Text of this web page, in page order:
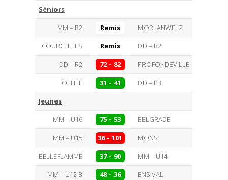
Séniors
MM – R2
Remis
MORLANWELZ
COURCELLES
Remis
DD – R2
DD – R2
72 – 82
PROFONDEVILLE
OTHEE
31 – 41
DD – P3
Jeunes
MM – U16
75 – 53
BELGRADE
MM – U15
36 – 101
MONS
BELLEFLAMME
37 – 90
MM – U14
MM – U12 B
48 – 36
ENSIVAL